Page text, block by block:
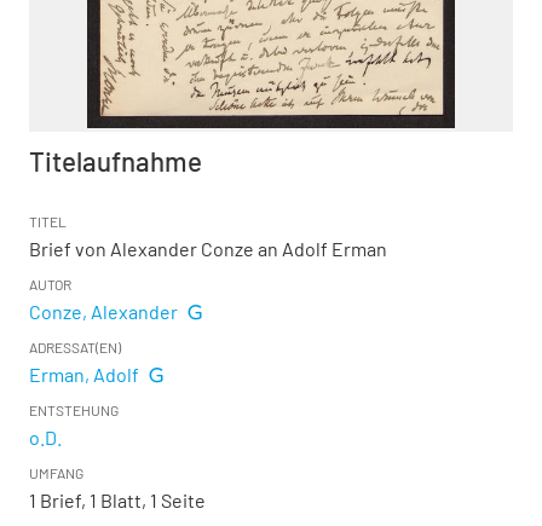
Titelaufnahme
TITEL
Brief von Alexander Conze an Adolf Erman
AUTOR
Conze, Alexander
ADRESSAT(EN)
Erman, Adolf
ENTSTEHUNG
o.D.
UMFANG
1 Brief, 1 Blatt, 1 Seite